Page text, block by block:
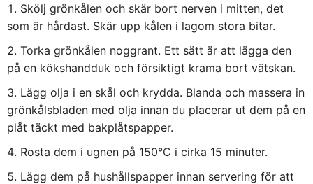
Skölj grönkålen och skär bort nerven i mitten, det
som är hårdast. Skär upp kålen i lagom stora bitar.
Torka grönkålen noggrant. Ett sätt är att lägga den
på en kökshandduk och försiktigt krama bort vätskan.
Lägg olja i en skål och krydda. Blanda och massera in
grönkålsbladen med olja innan du placerar ut dem på en
plåt täckt med bakplåtspapper.
Rosta dem i ugnen på 150°C i cirka 15 minuter.
Lägg dem på hushållspapper innan servering för att